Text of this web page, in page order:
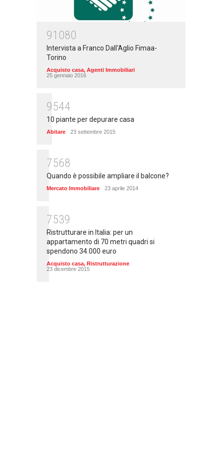
91080
Intervista a Franco Dall'Aglio Fimaa-
Torino
Acquisto casa, Agenti Immobiliari
25 gennaio 2016
9544
10 piante per depurare casa
Abitare 23 settembre 2015
7568
Quando è possibile ampliare il balcone?
Mercato Immobiliare 23 aprile 2014
7539
Ristrutturare in Italia: per un
appartamento di 70 metri quadri si
spendono 34.000 euro
Acquisto casa, Ristrutturazione
23 dicembre 2015